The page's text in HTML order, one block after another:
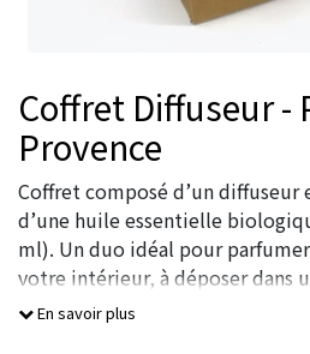
Coffret Diffuseur - Pot
Provence
Coffret composé d’un diffuseur
d’une huile essentielle
ml). Un duo idéal pour
votre intérieur, à déposer dans
armoire ou près d’un point de
En savoir plus